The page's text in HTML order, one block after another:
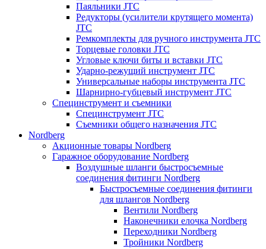
Паяльники JTC
Редукторы (усилители крутящего момента)
JTC
Ремкомплекты для ручного инструмента JTC
Торцевые головки JTC
Угловые ключи биты и вставки JTC
Ударно-режущий инструмент JTC
Универсальные наборы инструмента JTC
Шарнирно-губцевый инструмент JTC
Специнструмент и съемники
Специнструмент JTC
Съемники общего назначения JTC
Nordberg
Акционные товары Nordberg
Гаражное оборудование Nordberg
Воздушные шланги быстросъемные
соединения фитинги Nordberg
Быстросъемные соединения фитинги
для шлангов Nordberg
Вентили Nordberg
Наконечники елочка Nordberg
Переходники Nordberg
Тройники Nordberg